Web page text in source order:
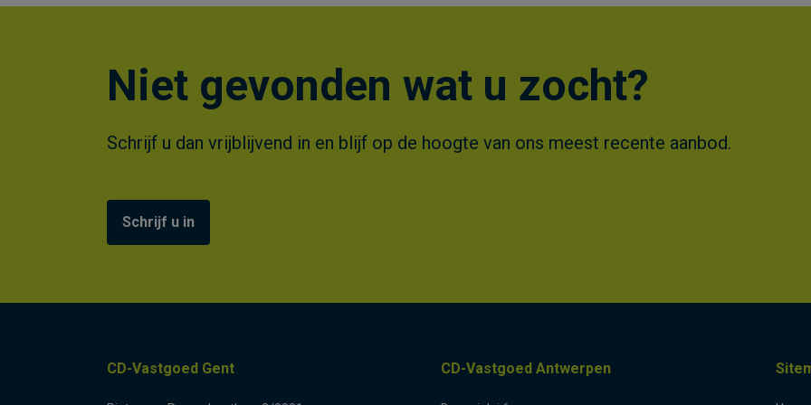
Niet gevonden wat u zocht?
Schrijf u dan vrijblijvend in en blijf op de hoogte van ons meest recente aanbod.
Schrijf u in
CD-Vastgoed Gent CD-Vastgoed Antwerpen